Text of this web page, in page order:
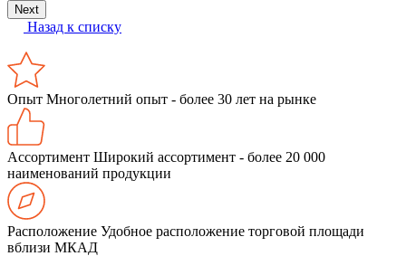
Next
Назад к списку
Опыт Многолетний опыт - более 30 лет на рынке
Ассортимент Широкий ассортимент - более 20 000
наименований продукции
Расположение Удобное расположение торговой площади
вблизи МКАД